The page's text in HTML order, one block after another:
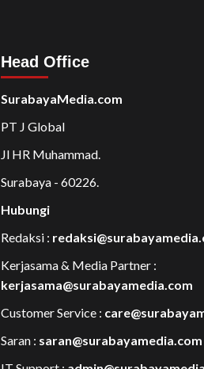
Head Office
SurabayaMedia.com
PT J Global
Jl HR Muhammad.
Surabaya - 60226.
Hubungi
Redaksi :
Kerjasama & Media Partner :
kerjasama@surabayamedia.com
Customer Service :
Saran : saran@surabayamedia.com